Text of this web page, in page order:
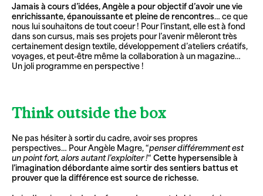
Jamais à cours d’idées, Angèle a pour objectif d’avoir une vie
enrichissante, épanouissante et pleine de rencontres… ce que
nous lui souhaitons de tout coeur ! Pour l’instant, elle est à fond
dans son cursus, mais ses projets pour l’avenir mêleront très
certainement design textile, développement d’ateliers créatifs,
voyages, et peut-être même la collaboration à un magazine…
Un joli programme en perspective !
Think outside the box
Ne pas hésiter à sortir du cadre, avoir ses propres
perspectives… Pour Angèle Magre, “penser différemment est
un point fort, alors autant l’exploiter !“ Cette hypersensible à
l’imagination débordante aime sortir des sentiers battus et
prouver que la différence est source de richesse.